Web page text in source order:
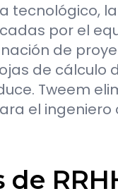
tecnológico,
por el
de
de cálculo
Tweem
el ingeniero
de